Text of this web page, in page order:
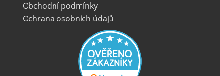
Obchodní podmínky
Ochrana osobních údajů